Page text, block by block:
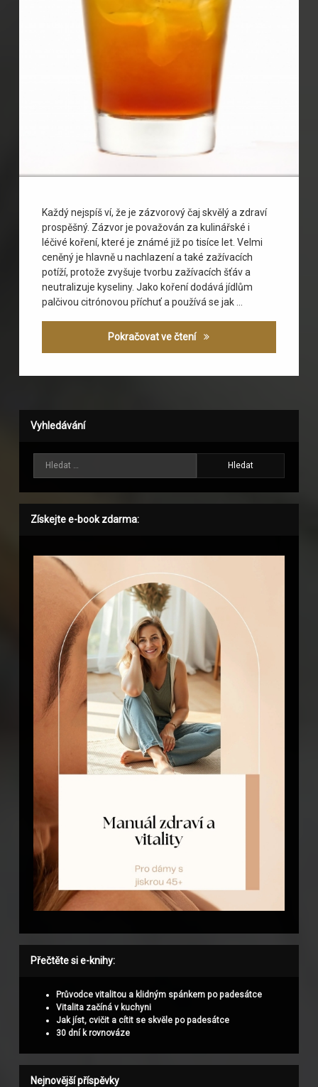
Každý nejspíš ví, že je zázvorový čaj skvělý a zdraví
prospěšný. Zázvor je považován za kulinářské i
léčivé koření, které je známé již po tisíce let. Velmi
ceněný je hlavně u nachlazení a také zažívacích
potíží, protože zvyšuje tvorbu zažívacích šťáv a
neutralizuje kyseliny. Jako koření dodává jídlům
palčivou citrónovou příchuť a používá se jak …
Pokračovat ve čtení Osvěžující zázvorová
Vyhledávání
Získejte e-book zdarma:
Přečtěte si e-knihy:
Průvodce vitalitou a klidným spánkem po padesátce
Vitalita začíná v kuchyni
Jak jíst, cvičit a cítit se skvěle po padesátce
30 dní k rovnováze
Nejnovější příspěvky